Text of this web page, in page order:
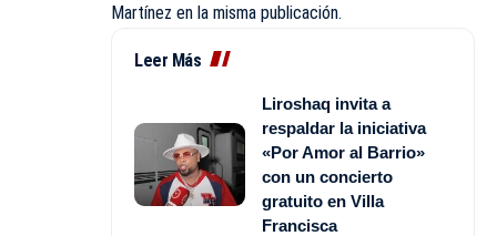
Martínez en la misma publicación.
Leer Más
Liroshaq invita a
respaldar la iniciativa
«Por Amor al Barrio»
con un concierto
gratuito en Villa
Francisca